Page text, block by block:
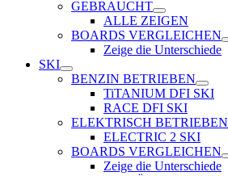
GEBRAUCHT
ALLE ZEIGEN
BOARDS VERGLEICHEN
Zeige die Unterschiede
SKI
BENZIN BETRIEBEN
TiTANIUM DFI SKI
RACE DFI SKI
ELEKTRISCH BETRIEBEN
ELECTRIC 2 SKI
BOARDS VERGLEICHEN
Zeige die Unterschiede